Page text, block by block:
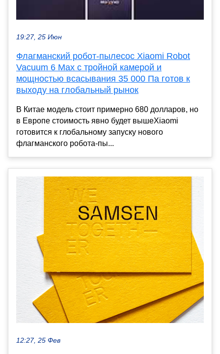
19:27, 25 Июн
Флагманский робот-пылесос Xiaomi Robot
Vacuum 6 Max c тройной камерой и
мощностью всасывания 35 000 Па готов к
выходу на глобальный рынок
В Китае модель стоит примерно 680 долларов, но
в Европе стоимость явно будет вышеXiaomi
готовится к глобальному запуску нового
флагманского робота-пы...
12:27, 25 Фев